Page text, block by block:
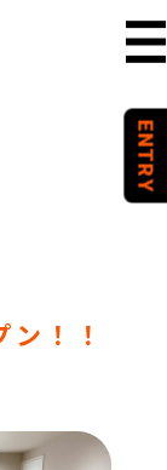
ENTRY
ENTRY
！！